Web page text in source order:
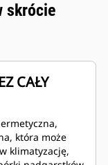
skrócie
CAŁY
która może
klimatyzację,